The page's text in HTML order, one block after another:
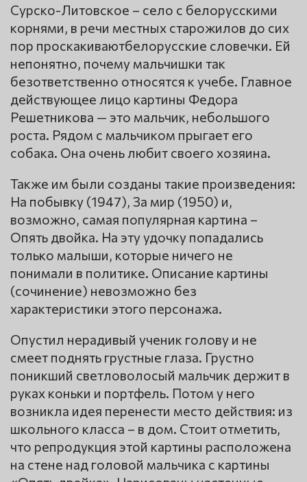
Сурско-Литовское – село с белорусскими
корнями, в речи местных старожилов до сих
пор проскакиваютбелорусские словечки. Ей
непонятно, почему мальчишки так
безответственно относятся к учебе. Главное
действующее лицо картины Федора
Решетникова — это мальчик, небольшого
роста. Рядом с мальчиком прыгает его
собака. Она очень любит своего хозяина.
Также им были созданы такие произведения:
На побывку (1947), За мир (1950) и,
возможно, самая популярная картина –
Опять двойка. На эту удочку попадались
только малыши, которые ничего не
понимали в политике. Описание картины
(сочинение) невозможно без
характеристики этого персонажа.
Опустил нерадивый ученик голову и не
смеет поднять грустные глаза. Грустно
поникший светловолосый мальчик держит в
руках коньки и портфель. Потом у него
возникла идея перенести место действия: из
школьного класса – в дом. Стоит отметить,
что репродукция этой картины расположена
на стене над головой мальчика с картины